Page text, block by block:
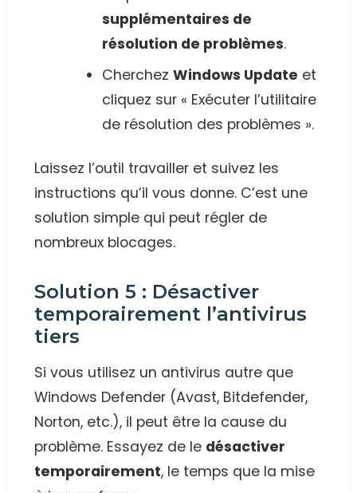
supplémentaires de
résolution de problèmes.
Cherchez Windows Update et
cliquez sur « Exécuter l’utilitaire
de résolution des problèmes ».
Laissez l’outil travailler et suivez les
instructions qu’il vous donne. C’est une
solution simple qui peut régler de
nombreux blocages.
Solution 5 : Désactiver
temporairement l’antivirus
tiers
Si vous utilisez un antivirus autre que
Windows Defender (Avast, Bitdefender,
Norton, etc.), il peut être la cause du
problème. Essayez de le désactiver
temporairement, le temps que la mise